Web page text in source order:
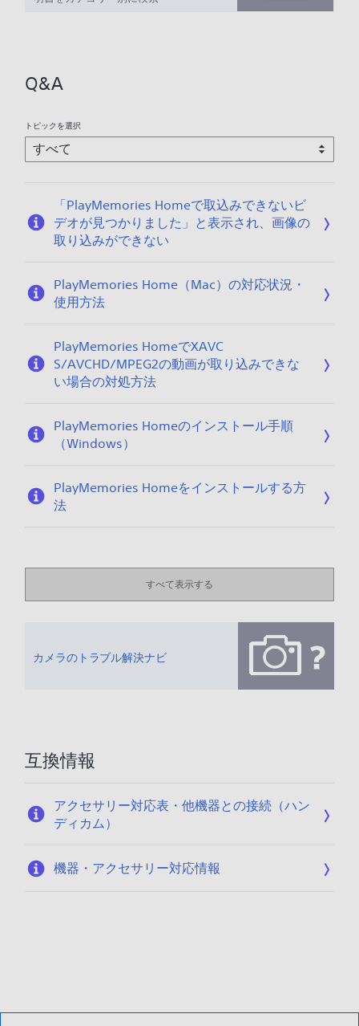
Q&A
トピックを選択
「PlayMemories Homeで取込みできないビ
デオが見つかりました」と表示され、画像の
取り込みができない
PlayMemories Home（Mac）の対応状況・
使用方法
PlayMemories HomeでXAVC
S/AVCHD/MPEG2の動画が取り込みできな
い場合の対処方法
PlayMemories Homeのインストール手順
（Windows）
PlayMemories Homeをインストールする方
法
すべて表示する
カメラのトラブル解決ナビ
互換情報
アクセサリー対応表・他機器との接続（ハン
ディカム）
機器・アクセサリー対応情報